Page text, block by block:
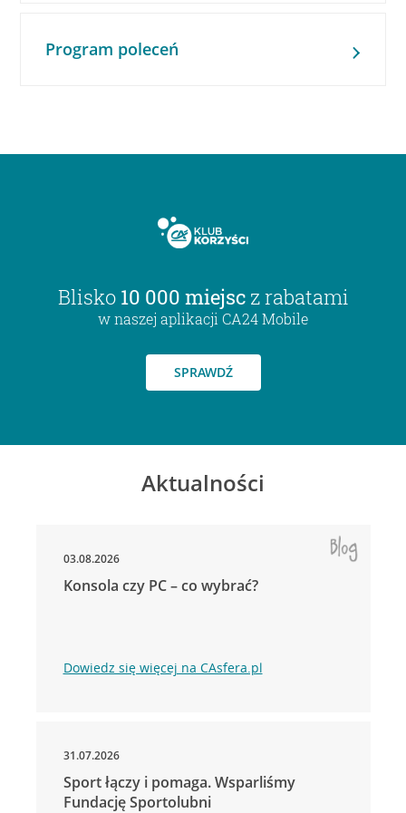
Program poleceń
Blisko 10 000 miejsc z rabatami
w naszej aplikacji CA24 Mobile
SPRAWDŹ
Aktualności
03.08.2026
Konsola czy PC – co wybrać?
Dowiedz się więcej na CAsfera.pl
31.07.2026
Sport łączy i pomaga. Wsparliśmy
Fundację Sportolubni